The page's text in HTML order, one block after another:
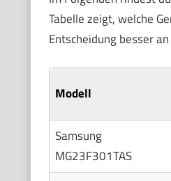
Tabelle zeigt, welche
Entscheidung besser
Modell
Samsung
MG23F301TAS